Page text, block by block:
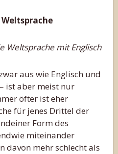
Weltsprache mit Englisch
aus wie Englisch und
ist aber meist nur
öfter ist eher
für jenes Drittel der
Form des
miteinander
davon mehr schlecht als